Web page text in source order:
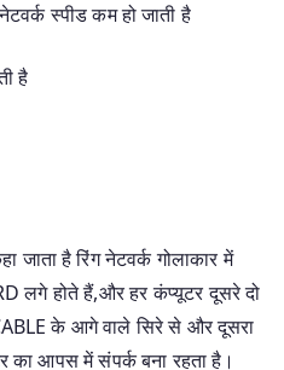
स्पीड कम हो जाती है
है
जाता है रिंग नेटवर्क गोलाकार में
लगे होते हैं,और हर कंप्यूटर दूसरे दो
के आगे वाले सिरे से और दूसरा
का आपस में संपर्क बना रहता है।